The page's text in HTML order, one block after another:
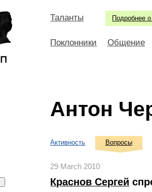
Подробнее о
Таланты
Поклонники Общение
Антон
Активность Вопросы
29 March 2010
Краснов Сергей